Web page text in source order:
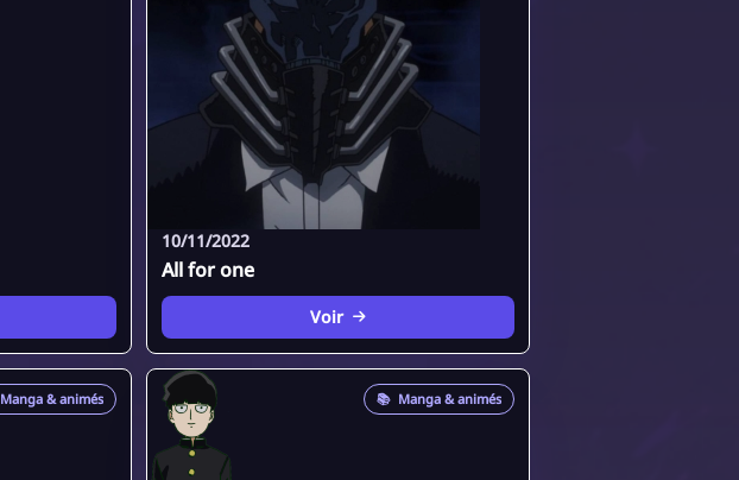
10/11/2022
All for one
Voir
Manga & animés 📚 Manga & animés